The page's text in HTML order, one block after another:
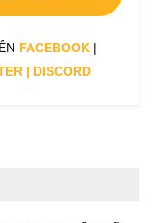
FACEBOOK |
| DISCORD